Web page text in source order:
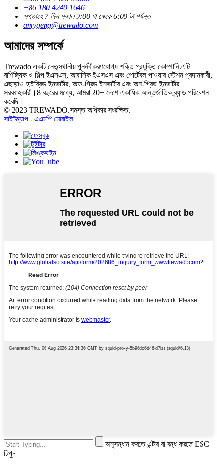
+86 180 4240 1646
সপ্তাহে 7 দিন সকাল 9:00 টা থেকে 6:00 টা পর্যন্ত
amygeng@trewado.com
আমাদের সম্পর্কে
Trewado একটি নেতৃস্থানীয় পুনর্নবীকরণযোগ্য শক্তি প্রযুক্তি কোম্পানি.এটি
বাণিজ্যিক ও শিল্প ইএসএস, আবাসিক ইএসএস এবং পোর্টেবল পাওয়ার স্টেশন প্রদানকারী,
এছাড়াও হাইব্রিড ইনভার্টার, অফ-গ্রিড ইনভার্টার এবং অন-গ্রিড ইনভার্টার
সরবরাহকারী।8 বছরের মধ্যে, আমরা 20+ দেশে একাধিক আন্তর্জাতিক ব্র্যান্ড পরিবেশন
করেছি।
© 2023 TREWADO.সমস্ত অধিকার সংরক্ষিত.
সাইটম্যাপ - এএমপি মোবাইল
অনুসন্ধান করতে এন্টার বা বন্ধ করতে ESC
টিপুন